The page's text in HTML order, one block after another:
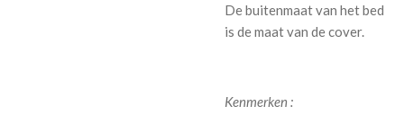
De buitenmaat van het bed
is de maat van de cover.
Kenmerken :